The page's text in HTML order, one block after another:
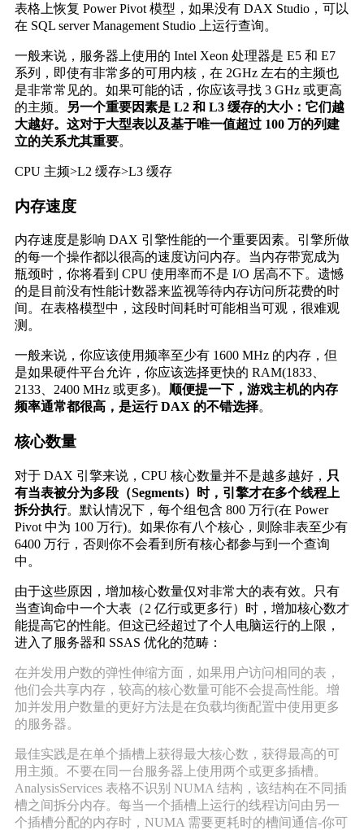
表格上恢复 Power Pivot 模型，如果没有 DAX Studio，可以
在 SQL server Management Studio 上运行查询。
一般来说，服务器上使用的 Intel Xeon 处理器是 E5 和 E7
系列，即使有非常多的可用内核，在 2GHz 左右的主频也
是非常常见的。如果可能的话，你应该寻找 3 GHz 或更高
的主频。
另一个重要因素是 L2 和 L3 缓存的大小：它们越
大越好。这对于大型表以及基于唯一值超过 100 万的列建
立的关系尤其重要。
CPU 主频>L2 缓存>L3 缓存
内存速度
内存速度是影响 DAX 引擎性能的一个重要因素。引擎所做
的每一个操作都以很高的速度访问内存。当内存带宽成为
瓶颈时，你将看到 CPU 使用率而不是 I/O 居高不下。遗憾
的是目前没有性能计数器来监视等待内存访问所花费的时
间。在表格模型中，这段时间耗时可能相当可观，很难观
测。
一般来说，你应该使用频率至少有 1600 MHz 的内存，但
是如果硬件平台允许，你应该选择更快的 RAM(1833、
2133、2400 MHz 或更多)。 顺便提一下，游戏主机的内存
频率通常都很高，是运行 DAX 的不错选择。
核心数量
对于 DAX 引擎来说，CPU 核心数量并不是越多越好， 只
有当表被分为多段（Segments）时，引擎才在多个线程上
拆分执行。默认情况下，每个组包含 800 万行(在 Power
Pivot 中为 100 万行)。如果你有八个核心，则除非表至少有
6400 万行，否则你不会看到所有核心都参与到一个查询
中。
由于这些原因，增加核心数量仅对非常大的表有效。只有
当查询命中一个大表（2 亿行或更多行）时，增加核心数才
能提高它的性能。但这已经超过了个人电脑运行的上限，
进入了服务器和 SSAS 优化的范畴：
在并发用户数的弹性伸缩方面，如果用户访问相同的表，
他们会共享内存，较高的核心数量可能不会提高性能。增
加并发用户数量的更好方法是在负载均衡配置中使用更多
的服务器。
最佳实践是在单个插槽上获得最大核心数，获得最高的可
用主频。不要在同一台服务器上使用两个或更多插槽。
AnalysisServices 表格不识别 NUMA 结构，该结构在不同插
槽之间拆分内存。每当一个插槽上运行的线程访问由另一
个插槽分配的内存时，NUMA 需要更耗时的槽间通信-你可